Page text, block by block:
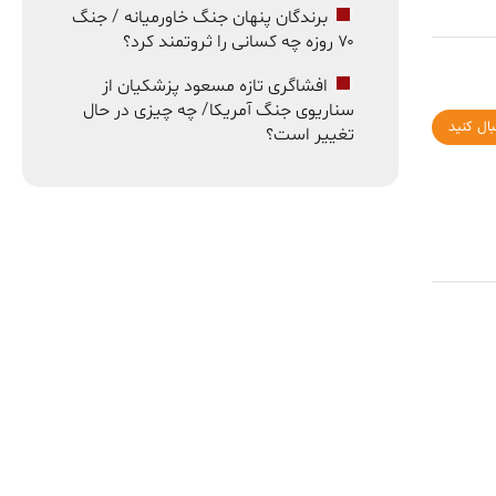
کنید
برندگان پنهان جنگ خاورمیانه / جنگ
۷۰ روزه چه کسانی را ثروتمند کرد؟
افشاگری تازه مسعود پزشکیان از
سناریوی جنگ آمریکا/ چه چیزی در حال
تغییر است؟